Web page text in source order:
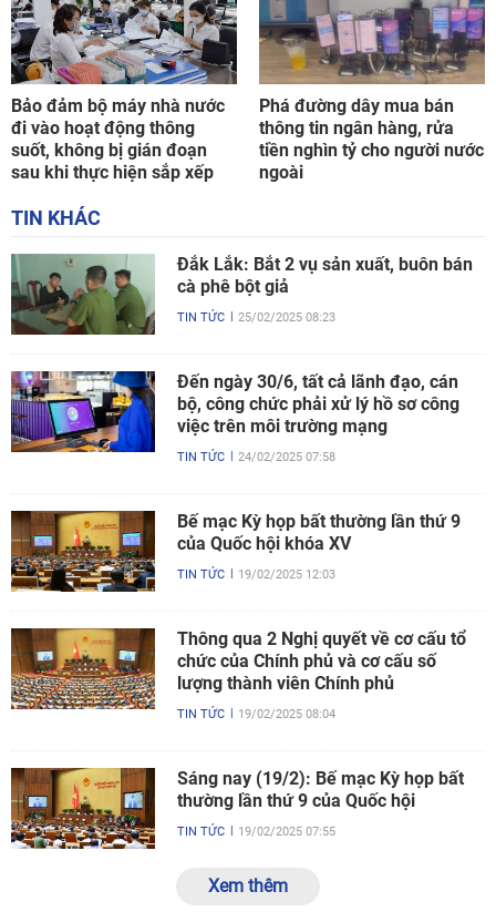
Bảo đảm bộ máy nhà nước
đi vào hoạt động thông
suốt, không bị gián đoạn
sau khi thực hiện sắp xếp
Phá đường dây mua bán
thông tin ngân hàng, rửa
tiền nghìn tỷ cho người nước
ngoài
TIN KHÁC
Đắk Lắk: Bắt 2 vụ sản xuất, buôn bán
cà phê bột giả
TIN TỨC 25/02/2025 08:23
Đến ngày 30/6, tất cả lãnh đạo, cán
bộ, công chức phải xử lý hồ sơ công
việc trên môi trường mạng
TIN TỨC 24/02/2025 07:58
Bế mạc Kỳ họp bất thường lần thứ 9
của Quốc hội khóa XV
TIN TỨC 19/02/2025 12:03
Thông qua 2 Nghị quyết về cơ cấu tổ
chức của Chính phủ và cơ cấu số
lượng thành viên Chính phủ
TIN TỨC 19/02/2025 08:04
Sáng nay (19/2): Bế mạc Kỳ họp bất
thường lần thứ 9 của Quốc hội
TIN TỨC 19/02/2025 07:55
Xem thêm